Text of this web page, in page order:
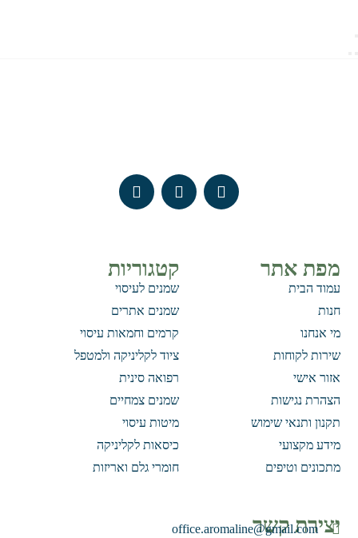
מפת אתר
עמוד הבית
חנות
מי אנחנו
שירות לקוחות
אזור אישי
הצהרת נגישות
תקנון ותנאי שימוש
מידע מקצועי
מתכונים וטיפים
קטגוריות
שמנים לעיסוי
שמנים אתרים
קרמים וחמאות עיסוי
ציוד לקליניקה ולמטפל
רפואה סינית
שמנים צמחיים
מיטות עיסוי
כיסאות לקליניקה
חומרי גלם ואריזות
יצירת קשר
office.aromaline@gmail.com